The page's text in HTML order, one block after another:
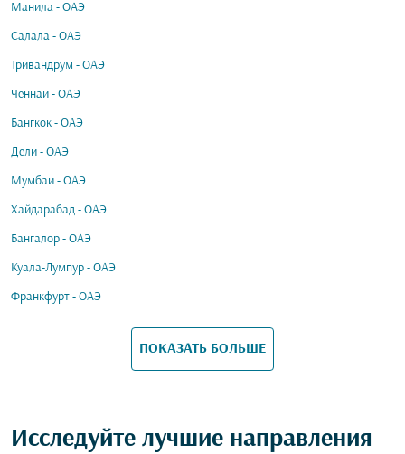
Манила - ОАЭ
Салала - ОАЭ
Тривандрум - ОАЭ
Ченнаи - ОАЭ
Бангкок - ОАЭ
Дели - ОАЭ
Мумбаи - ОАЭ
Хайдарабад - ОАЭ
Бангалор - ОАЭ
Куала-Лумпур - ОАЭ
Франкфурт - ОАЭ
ПОКАЗАТЬ БОЛЬШЕ
Исследуйте лучшие направления